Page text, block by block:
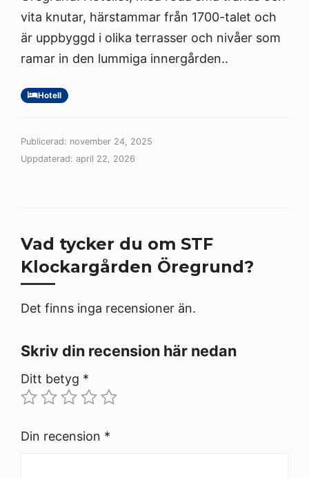
vita knutar, härstammar från 1700-talet och
är uppbyggd i olika terrasser och nivåer som
ramar in den lummiga innergården..
Hotell
Publicerad: november 24, 2025
Uppdaterad: april 22, 2026
Vad tycker du om STF
Klockargården Öregrund?
Det finns inga recensioner än.
Skriv din recension här nedan
Ditt betyg *
Din recension *